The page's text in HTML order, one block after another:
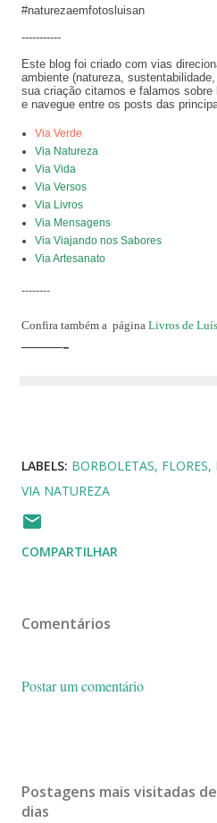
#naturezaemfotosluisan
-----------
Este blog foi criado com vias
ambiente (natureza,
sua criação citamos e falamos sobre
e navegue entre os posts das
Via Verde
Via Natureza
Via Vida
Via Versos
Via Livros
Via Mensagens
Via Viajando nos Sabores
Via Artesanato
--------
Confira também a página Livros de
——-
LABELS: BORBOLETAS FLORES
VIA NATUREZA
COMPARTILHAR
Comentários
Postar um comentário
Postagens mais visitadas
dias